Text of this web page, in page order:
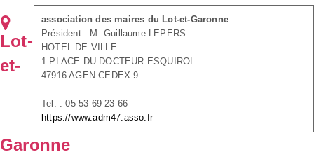
association des maires du Lot-et-Garonne
Président : M. Guillaume LEPERS
HOTEL DE VILLE
1 PLACE DU DOCTEUR ESQUIROL
47916 AGEN CEDEX 9
Tel. : 05 53 69 23 66
https://www.adm47.asso.fr
Lot-
et-
Garonne